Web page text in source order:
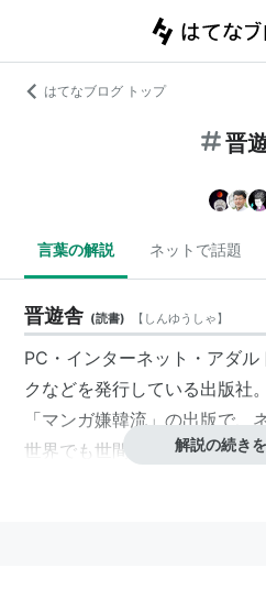
はてなブログ トップ
晋
言葉の解説 ネットで話題
晋遊舎 (読書) 【 しんゆうしゃ】
PC・インターネット・アダ
クなどを発行している出版社。
「マンガ嫌韓流」の出版で
世界でも世間の注目を集めた
解説の続き